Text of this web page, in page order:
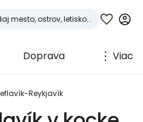
Doprava Viac
Reykjavík
do